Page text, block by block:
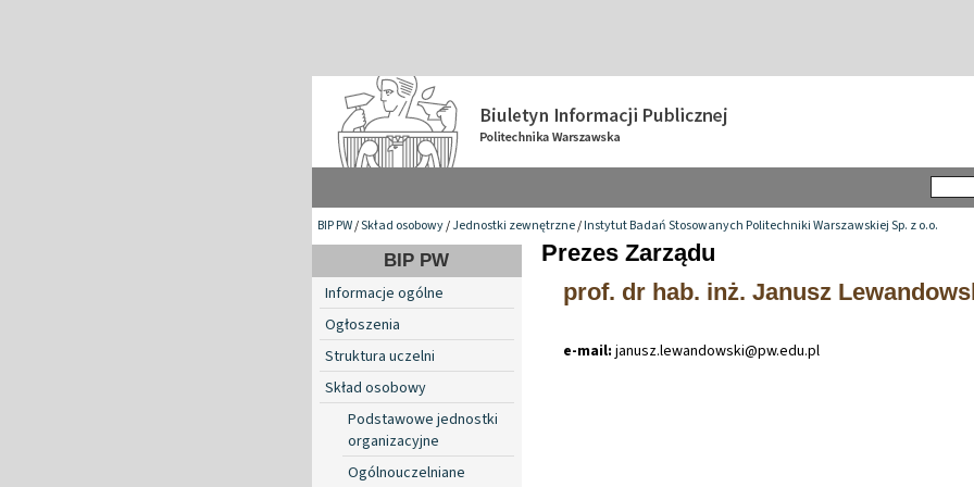
BIP PW/Skład osobowy/Jednostki zewnętrzne/Instytut Badań Stosowanych Politechniki Warszawskiej Sp. z o.o.
BIP PW
Informacje ogólne
Ogłoszenia
Struktura uczelni
Skład osobowy
Podstawowe jednostki
organizacyjne
Ogólnouczelniane
Prezes Zarządu
prof. dr hab. inż. Janusz
e-mail: janusz.lewandowski@pw.edu.pl